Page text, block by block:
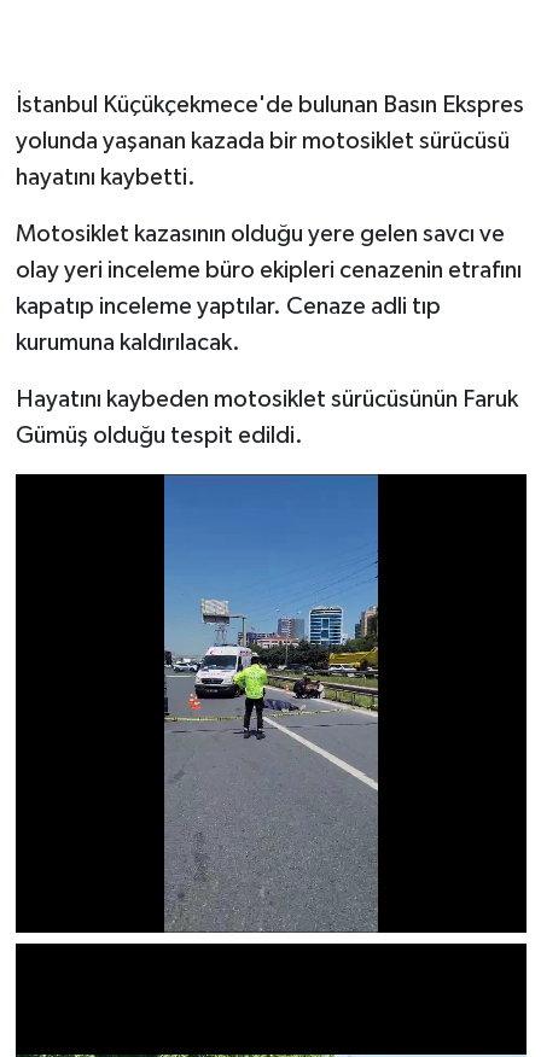
İstanbul Küçükçekmece'de bulunan Basın Ekspres
yolunda yaşanan kazada bir motosiklet sürücüsü
hayatını kaybetti.
Motosiklet kazasının olduğu yere gelen savcı ve
olay yeri inceleme büro ekipleri cenazenin etrafını
kapatıp inceleme yaptılar. Cenaze adli tıp
kurumuna kaldırılacak.
Hayatını kaybeden motosiklet sürücüsünün Faruk
Gümüş olduğu tespit edildi.